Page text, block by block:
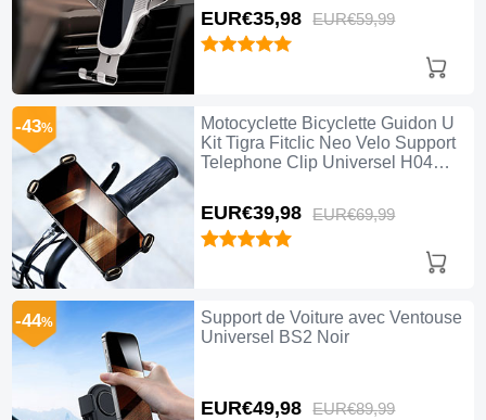
EUR€35,98 EUR€59,99
Motocyclette Bicyclette Guidon U
Kit Tigra Fitclic Neo Velo Support
Telephone Clip Universel H04
EUR€39,98 EUR€69,99
-43%
Support de Voiture avec Ventouse
Universel BS2 Noir
EUR€49,98 EUR€89,99
-44%